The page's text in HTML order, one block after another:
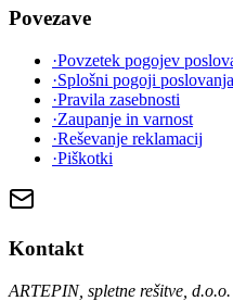
Povezave
·Povzetek pogojev
·Splošni pogoji poslovanja
·Pravila zasebnosti
·Zaupanje in varnost
·Reševanje reklamacij
·Piškotki
Kontakt
ARTEPIN, spletne rešitve, d.o.o.